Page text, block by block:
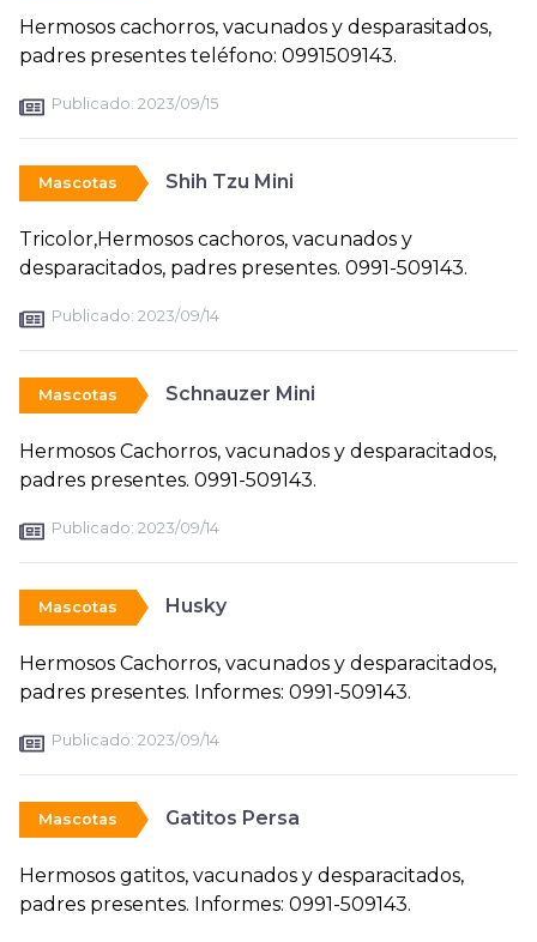
Hermosos cachorros, vacunados y desparasitados,
padres presentes teléfono: 0991509143.
Publicado: 2023/09/15
Mascotas Shih Tzu Mini
Tricolor,Hermosos cachoros, vacunados y
desparacitados, padres presentes. 0991-509143.
Publicado: 2023/09/14
Mascotas Schnauzer Mini
Hermosos Cachorros, vacunados y desparacitados,
padres presentes. 0991-509143.
Publicado: 2023/09/14
Mascotas Husky
Hermosos Cachorros, vacunados y desparacitados,
padres presentes. Informes: 0991-509143.
Publicado: 2023/09/14
Mascotas Gatitos Persa
Hermosos gatitos, vacunados y desparacitados,
padres presentes. Informes: 0991-509143.